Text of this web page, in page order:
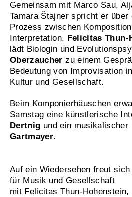
Gemeinsam mit Marco Sau,
Tamara Štajner spricht er über
Prozess zwischen
Interpretation. Felicitas Thun-
lädt Biologin und
Oberzaucher zu einem
Bedeutung von Improvisation
Kultur und Gesellschaft.
Beim Komponierhäuschen
Samstag eine künstlerische
Dertnig und ein
Gartmayer.
Auf ein Wiedersehen freut
für Musik und Gesellschaft
mit Felicitas Thun-